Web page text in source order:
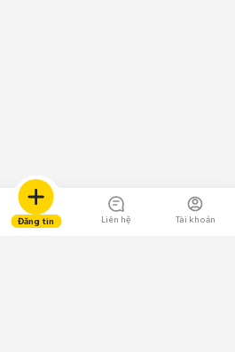
Đăng tin Liên hệ Tài khoản